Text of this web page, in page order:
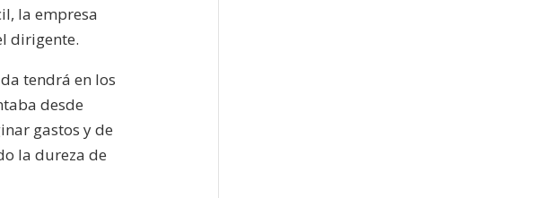
la empresa
dirigente.
tendrá en los
desde
gastos y de
la dureza de